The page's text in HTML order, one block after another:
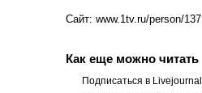
Сайт: www.1tv.ru/person/137
Как еще можно читать
Подписаться в Livejournal